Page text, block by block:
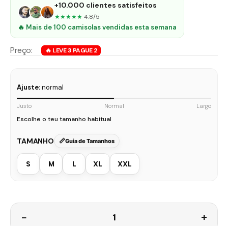
+10.000 clientes satisfeitos
★★★★★ 4.8/5
🔥 Mais de 100 camisolas vendidas esta semana
Ajuste:normal
Justo Normal Largo
Escolhe o teu tamanho habitual
TAMANHO Guia de Tamanhos
S M L XL XXL